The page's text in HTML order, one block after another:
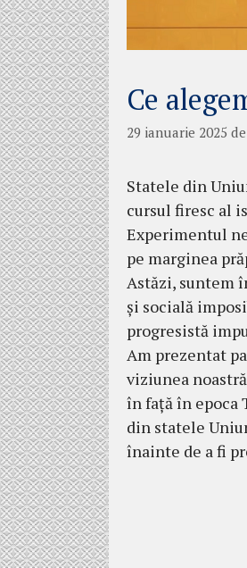
Ce
29 ianuarie 2025 de
Statele din
cursul firesc al
Experimentul
pe marginea
Astăzi, suntem
și socială
progresistă
Am prezentat
viziunea
în față în epoca
din statele
înainte de a fi